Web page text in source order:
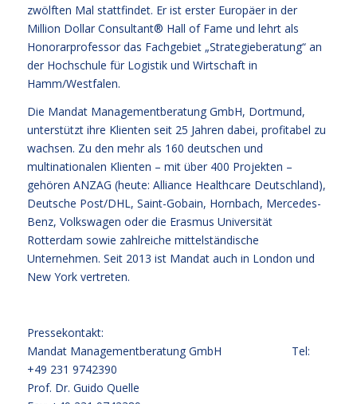
zwölften Mal stattfindet. Er ist erster Europäer in der
Million Dollar Consultant® Hall of Fame und lehrt als
Honorarprofessor das Fachgebiet „Strategieberatung“ an
der Hochschule für Logistik und Wirtschaft in
Hamm/Westfalen.
Die Mandat Managementberatung GmbH, Dortmund,
unterstützt ihre Klienten seit 25 Jahren dabei, profitabel zu
wachsen. Zu den mehr als 160 deutschen und
multinationalen Klienten – mit über 400 Projekten –
gehören ANZAG (heute: Alliance Healthcare Deutschland),
Deutsche Post/DHL, Saint-Gobain, Hornbach, Mercedes-
Benz, Volkswagen oder die Erasmus Universität
Rotterdam sowie zahlreiche mittelständische
Unternehmen. Seit 2013 ist Mandat auch in London und
New York vertreten.
Pressekontakt:
Mandat Managementberatung GmbH Tel:
+49 231 9742390
Prof. Dr. Guido Quelle